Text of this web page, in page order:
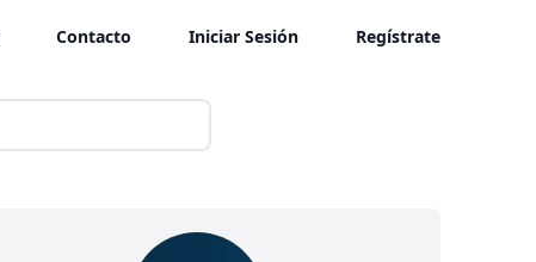
Contacto Iniciar Sesión Regístrate